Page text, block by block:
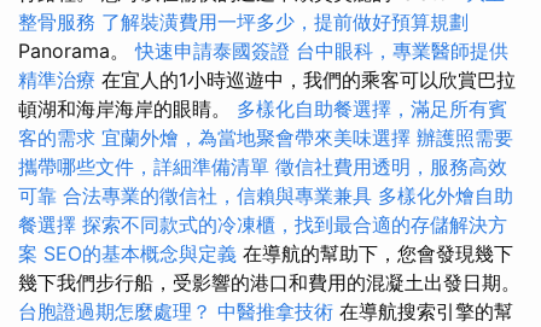
整骨服務 了解裝潢費用一坪多少，提前做好預算規劃
Panorama。快速申請泰國簽證 台中眼科，專業醫師提供
精準治療 在宜人的1小時巡遊中，我們的乘客可以欣賞巴拉
頓湖和海岸海岸的眼睛。 多樣化自助餐選擇，滿足所有賓
客的需求 宜蘭外燴，為當地聚會帶來美味選擇 辦護照需要
攜帶哪些文件，詳細準備清單 徵信社費用透明，服務高效
可靠 合法專業的徵信社，信賴與專業兼具 多樣化外燴自助
餐選擇 探索不同款式的冷凍櫃，找到最合適的存儲解決方
案 SEO的基本概念與定義 在導航的幫助下，您會發現幾下
幾下我們步行船，受影響的港口和費用的混凝土出發日期。
台胞證過期怎麼處理？ 中醫推拿技術 在導航搜索引擎的幫